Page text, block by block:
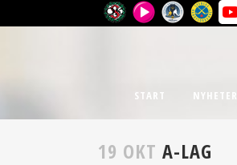
START NYHETER
19 OKT A-LAG